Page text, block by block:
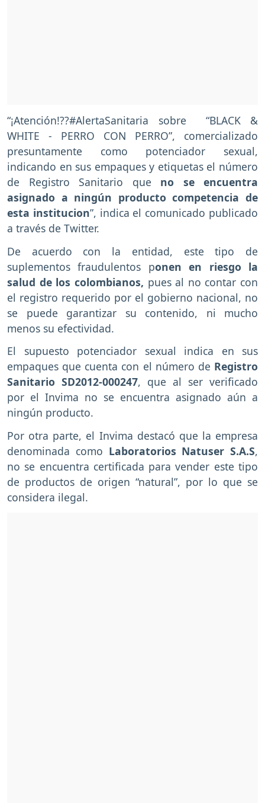
“¡Atención!??#AlertaSanitaria sobre “BLACK &
WHITE - PERRO CON PERRO”, comercializado
presuntamente como potenciador sexual,
indicando en sus empaques y etiquetas el número
de Registro Sanitario que no se encuentra
asignado a ningún producto competencia de
esta institucion”, indica el comunicado publicado
a través de Twitter.
De acuerdo con la entidad, este tipo de
suplementos fraudulentos ponen en riesgo la
salud de los colombianos, pues al no contar con
el registro requerido por el gobierno nacional, no
se puede garantizar su contenido, ni mucho
menos su efectividad.
El supuesto potenciador sexual indica en sus
empaques que cuenta con el número de Registro
Sanitario SD2012-000247, que al ser verificado
por el Invima no se encuentra asignado aún a
ningún producto.
Por otra parte, el Invima destacó que la empresa
denominada como Laboratorios Natuser S.A.S,
no se encuentra certificada para vender este tipo
de productos de origen “natural”, por lo que se
considera ilegal.